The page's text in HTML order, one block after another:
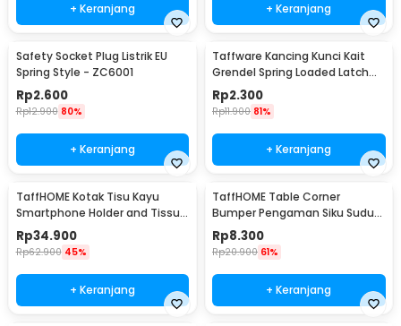
+ Keranjang + Keranjang
Safety Socket Plug Listrik EU
Spring Style - ZC6001
Rp2.600
Rp12.900 80%
+ Keranjang
Taffware Kancing Kunci Kait
Grendel Spring Loaded Latch
Catch Hasp - KAK-J107
Rp2.300
Rp11.900 81%
+ Keranjang
TaffHOME Kotak Tisu Kayu
Smartphone Holder and Tissue
Box - ZJ05
Rp34.900
Rp62.900 45%
+ Keranjang
TaffHOME Table Corner
Bumper Pengaman Siku Sudut
Meja Silicone 10 PCS - FY21
Rp8.300
Rp20.900 61%
+ Keranjang